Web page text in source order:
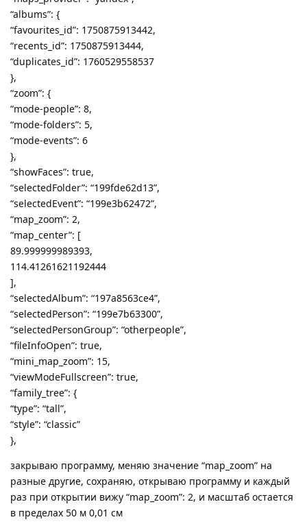
“albums”: {
“favourites_id”: 1750875913442,
“recents_id”: 1750875913444,
“duplicates_id”: 1760529558537
},
“zoom”: {
“mode-people”: 8,
“mode-folders”: 5,
“mode-events”: 6
},
“showFaces”: true,
“selectedFolder”: “199fde62d13”,
“selectedEvent”: “199e3b62472”,
“map_zoom”: 2,
“map_center”: [
89.999999989393,
114.41261621192444
],
“selectedAlbum”: “197a8563ce4”,
“selectedPerson”: “199e7b63300”,
“selectedPersonGroup”: “otherpeople”,
“fileInfoOpen”: true,
“mini_map_zoom”: 15,
“viewModeFullscreen”: true,
“family_tree”: {
“type”: “tall”,
“style”: “classic”
},
закрываю программу, меняю значение “map_zoom” на
разные другие, сохраняю, открываю программу и каждый
раз при открытии вижу “map_zoom”: 2, и масштаб остается
в пределах 50 м 0,01 см